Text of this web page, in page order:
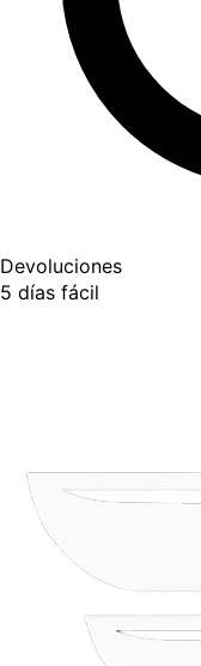
Devoluciones
5 días fácil